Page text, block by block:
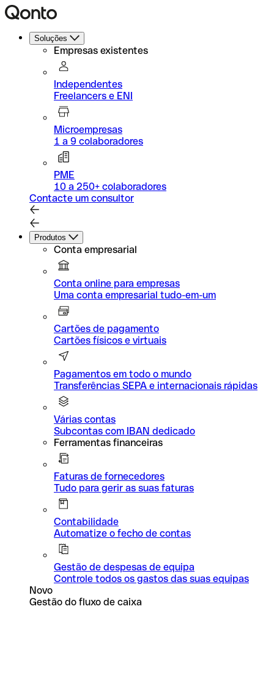
Soluções
Empresas existentes
Independentes
Freelancers e ENI
Microempresas
1 a 9 colaboradores
PME
10 a 250+ colaboradores
Contacte um consultor
Produtos
Conta empresarial
Conta online para empresas
Uma conta empresarial tudo-em-um
Cartões de pagamento
Cartões físicos e virtuais
Pagamentos em todo o mundo
Transferências SEPA e internacionais rápidas
Várias contas
Subcontas com IBAN dedicado
Ferramentas financeiras
Faturas de fornecedores
Tudo para gerir as suas faturas
Contabilidade
Automatize o fecho de contas
Gestão de despesas de equipa
Controle todos os gastos das suas equipas
Novo
Gestão do fluxo de caixa